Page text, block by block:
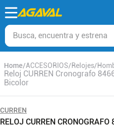
Busca, encuentra y estrena
ACCESORIOS Relojes
Reloj CURREN Cronografo
Bicolor
CURREN
RELOJ CURREN